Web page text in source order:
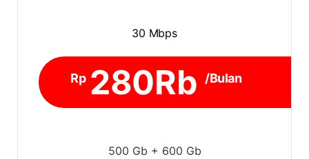
30 Mbps
Rp 280Rb /Bulan
500 Gb + 600 Gb